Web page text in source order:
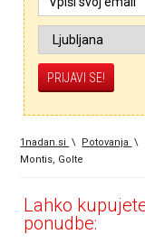
1nadan.si \ Potovanja \
Montis, Golte
Lahko
ponudbe: